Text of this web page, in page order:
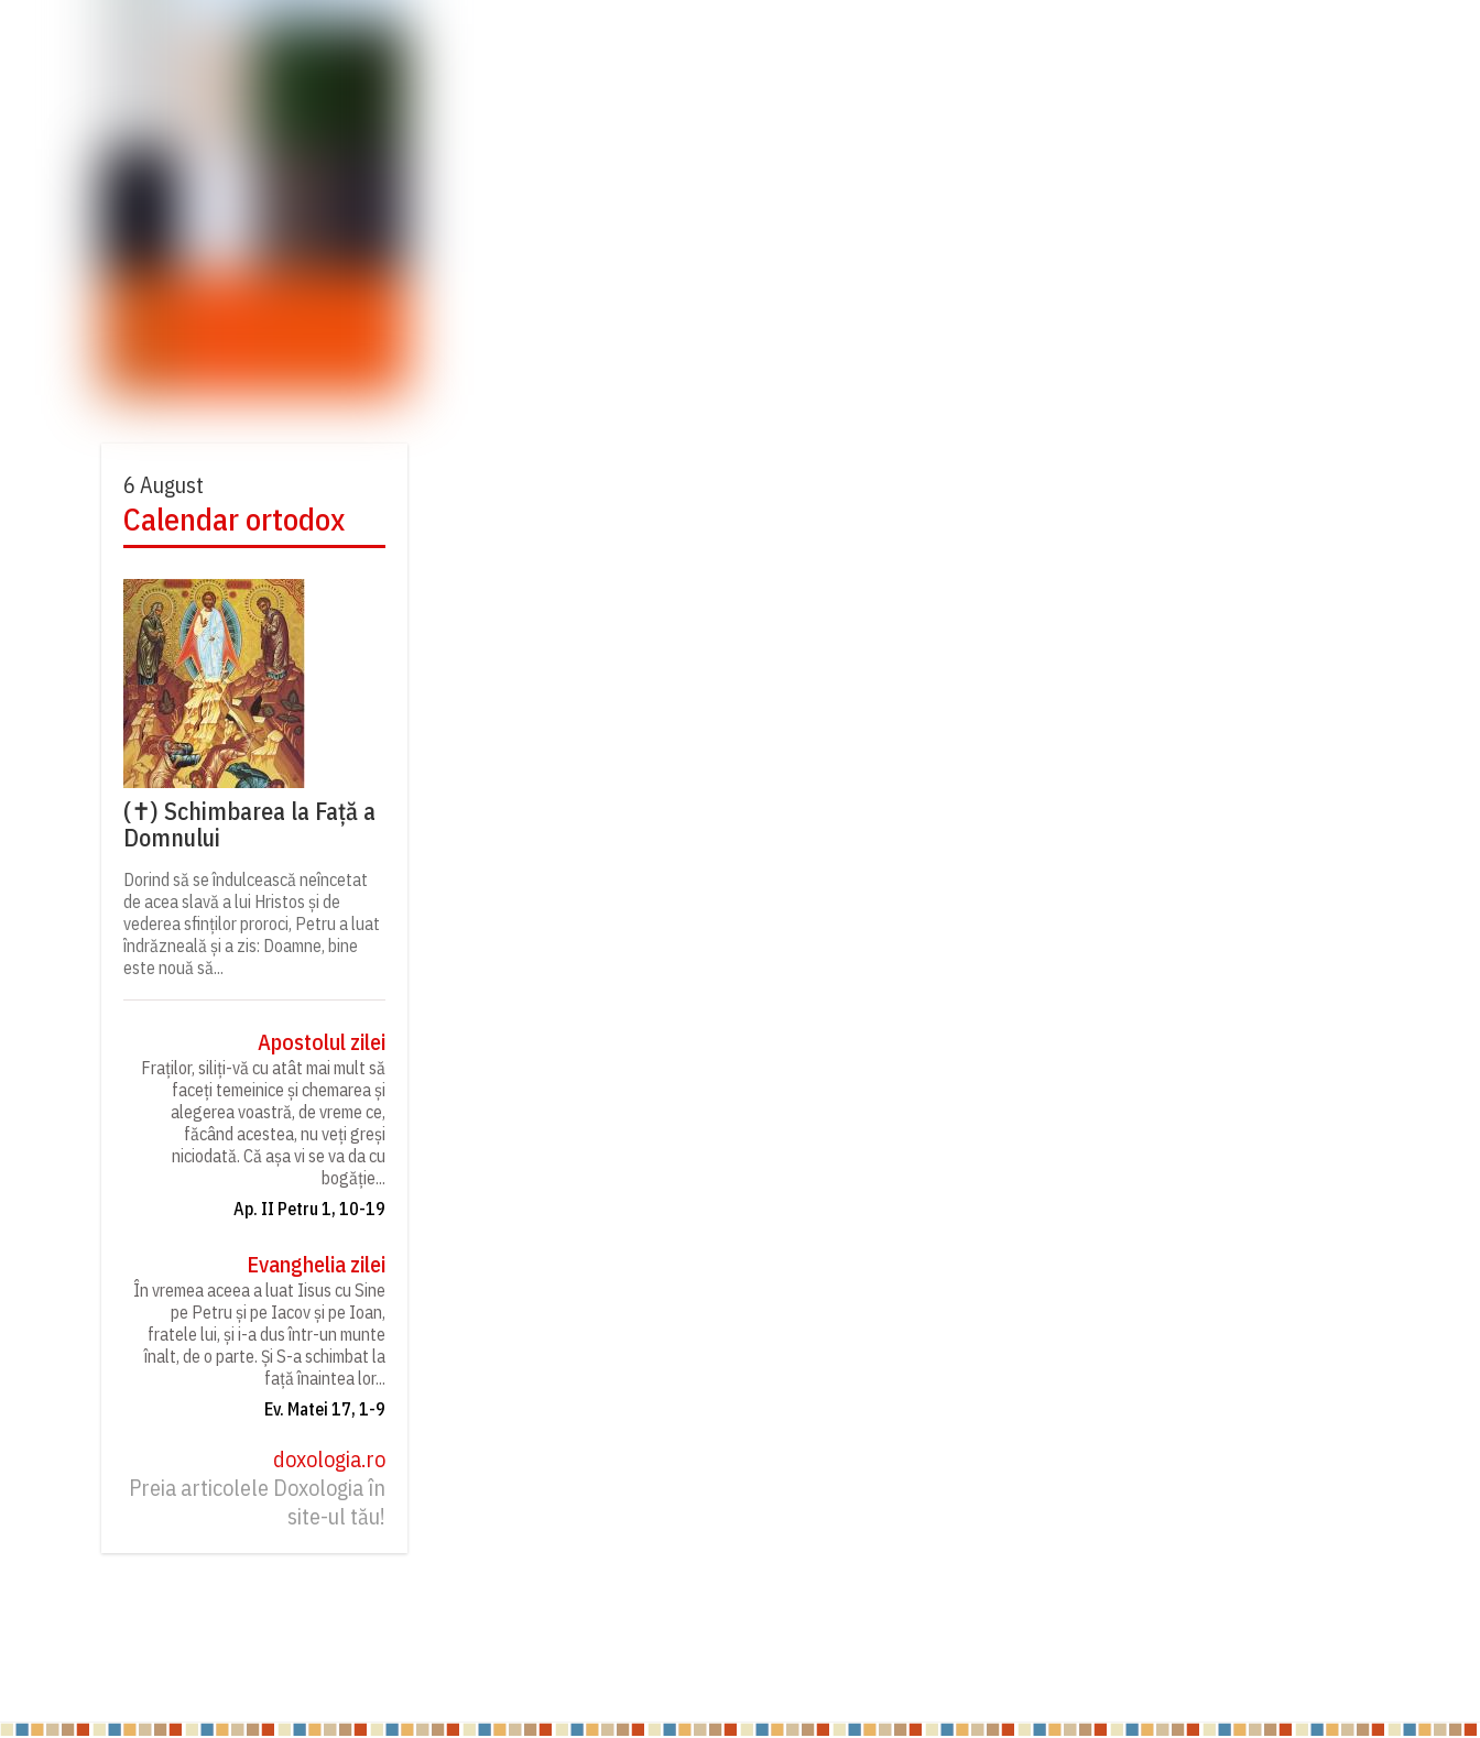
6 August
Calendar ortodox
(✝) Schimbarea la Față a
Domnului
Dorind să se îndulcească neîncetat
de acea slavă a lui Hristos și de
vederea sfinților proroci, Petru a luat
îndrăzneală și a zis: Doamne, bine
este nouă să...
Apostolul zilei
Fraților, siliți-vă cu atât mai mult să
faceți temeinice și chemarea și
alegerea voastră, de vreme ce,
făcând acestea, nu veți greși
niciodată. Că așa vi se va da cu
bogăție...
Ap. II Petru 1, 10-19
Evanghelia zilei
În vremea aceea a luat Iisus cu Sine
pe Petru și pe Iacov și pe Ioan,
fratele lui, și i-a dus într-un munte
înalt, de o parte. Și S-a schimbat la
față înaintea lor...
Ev. Matei 17, 1-9
doxologia.ro
Preia articolele Doxologia în
site-ul tău!